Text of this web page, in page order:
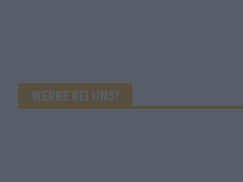
WERBE BEI UNS!